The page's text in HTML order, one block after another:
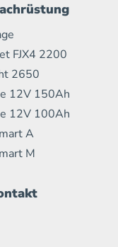
FJX4 2200
2650
12V 150Ah
12V 100Ah
A
M